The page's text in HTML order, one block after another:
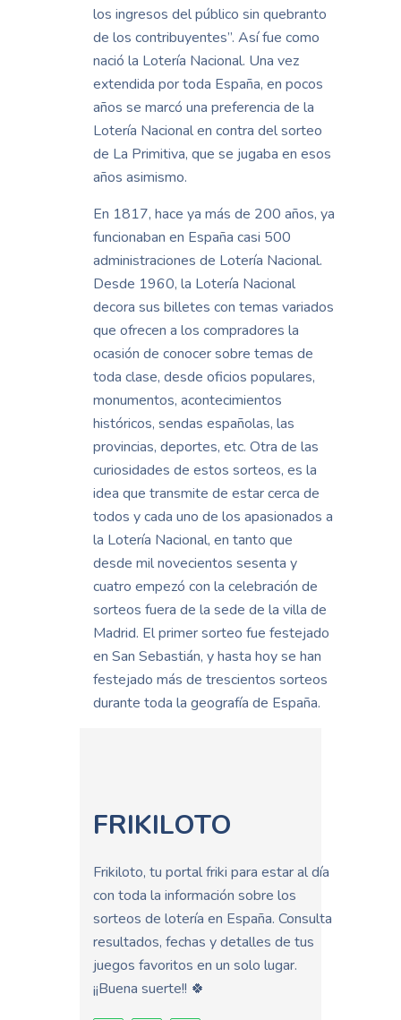
los ingresos del público sin quebranto
de los contribuyentes”. Así fue como
nació la Lotería Nacional. Una vez
extendida por toda España, en pocos
años se marcó una preferencia de la
Lotería Nacional en contra del sorteo
de La Primitiva, que se jugaba en esos
años asimismo.
En 1817, hace ya más de 200 años, ya
funcionaban en España casi 500
administraciones de Lotería Nacional.
Desde 1960, la Lotería Nacional
decora sus billetes con temas variados
que ofrecen a los compradores la
ocasión de conocer sobre temas de
toda clase, desde oficios populares,
monumentos, acontecimientos
históricos, sendas españolas, las
provincias, deportes, etc. Otra de las
curiosidades de estos sorteos, es la
idea que transmite de estar cerca de
todos y cada uno de los apasionados a
la Lotería Nacional, en tanto que
desde mil novecientos sesenta y
cuatro empezó con la celebración de
sorteos fuera de la sede de la villa de
Madrid. El primer sorteo fue festejado
en San Sebastián, y hasta hoy se han
festejado más de trescientos sorteos
durante toda la geografía de España.
FRIKILOTO
Frikiloto, tu portal friki para estar al día
con toda la información sobre los
sorteos de lotería en España. Consulta
resultados, fechas y detalles de tus
juegos favoritos en un solo lugar.
¡¡Buena suerte!! 🍀